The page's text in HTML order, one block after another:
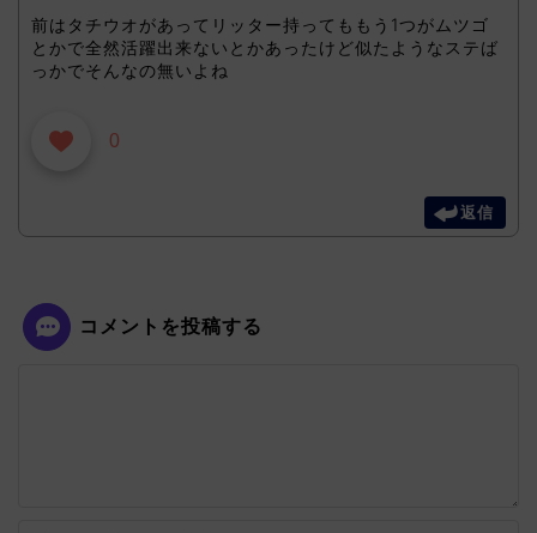
前はタチウオがあってリッター持ってももう1つがムツゴ
とかで全然活躍出来ないとかあったけど似たようなステば
っかでそんなの無いよね
0
返信
コメントを投稿する